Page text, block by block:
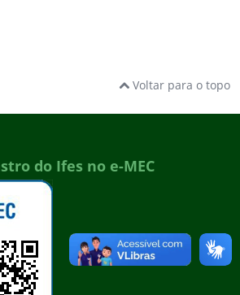
Voltar para o topo
do Ifes no e-MEC